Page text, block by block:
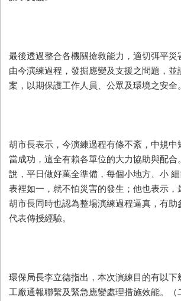
最後透過整合各機關搶救能力，適切弭平災
由今演練過程，發掘應變及支援之問題，並
案，以期保護工作人員、公眾及環境之安全。
胡市長表示，今演練過程有條不紊，中規中
當成功，這全有賴各單位的大力協助與配合
說，平日做好萬全準備，每個小地方、小
表裡如一，就不怕災害的發生；他也表示，
胡市長同時也認為整場演練過程逼真，有助
代表傳授經驗。
環保局長李立德指出，本次演練目的有以下
工廠通報聯繫及緊急應變處理措施效能。（